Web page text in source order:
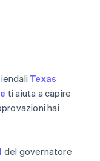
Texas
ti aiuta a capire
hai
del governatore